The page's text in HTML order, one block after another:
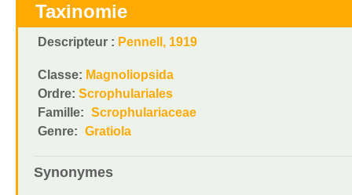
Taxinomie
Descripteur : Pennell, 1919
Classe: Magnoliopsida
Ordre: Scrophulariales
Famille: Scrophulariaceae
Genre: Gratiola
Synonymes